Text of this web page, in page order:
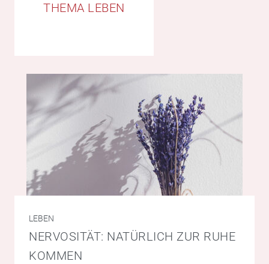
THEMA LEBEN
LEBEN
NERVOSITÄT: NATÜRLICH ZUR RUHE
KOMMEN